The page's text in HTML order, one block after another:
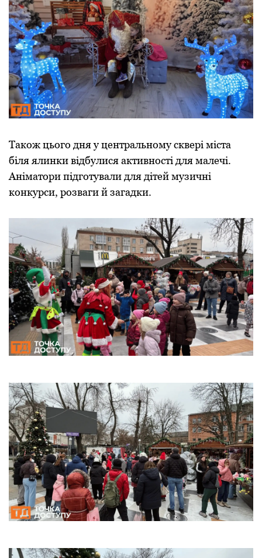
Також цього дня у центральному сквері міста
біля ялинки відбулися активності для малечі.
Аніматори підготували для дітей музичні
конкурси, розваги й загадки.